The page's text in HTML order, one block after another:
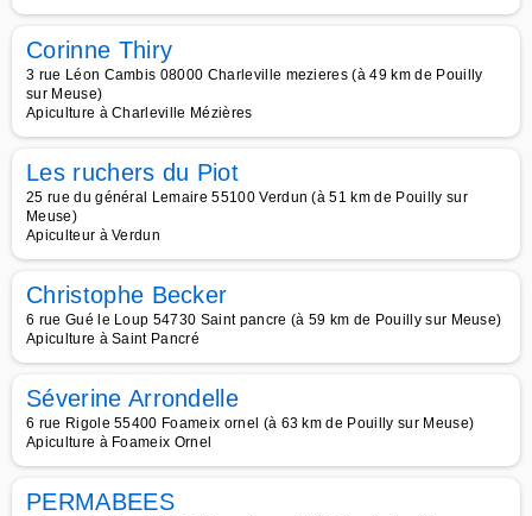
Corinne Thiry
3 rue Léon Cambis 08000 Charleville mezieres (à 49 km de Pouilly
sur Meuse)
Apiculture à Charleville Mézières
Les ruchers du Piot
25 rue du général Lemaire 55100 Verdun (à 51 km de Pouilly sur
Meuse)
Apiculteur à Verdun
Christophe Becker
6 rue Gué le Loup 54730 Saint pancre (à 59 km de Pouilly sur Meuse)
Apiculture à Saint Pancré
Séverine Arrondelle
6 rue Rigole 55400 Foameix ornel (à 63 km de Pouilly sur Meuse)
Apiculture à Foameix Ornel
PERMABEES